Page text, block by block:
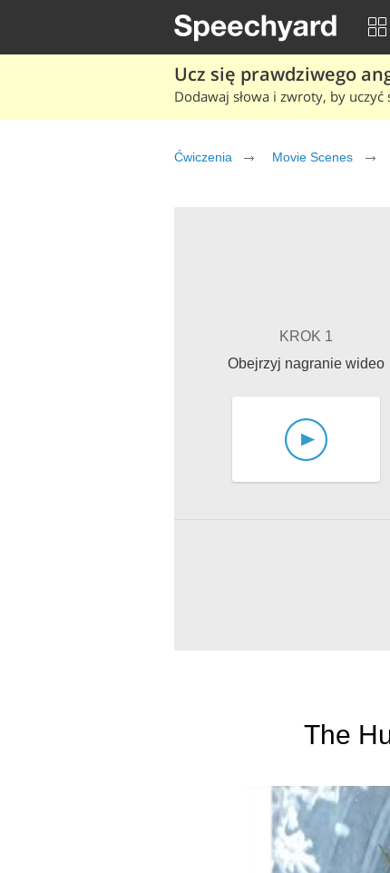
Ucz się prawdziwego
Dodawaj słowa i zwroty, by
Ćwiczenia Movie Scenes
KROK 1
Obejrzyj nagranie wideo
The